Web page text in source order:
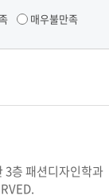
매우불만족
3층 패션디자인학과